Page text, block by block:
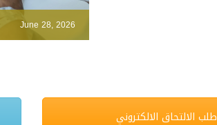
June 28, 2026
طلب الالتحاق الالكتروني